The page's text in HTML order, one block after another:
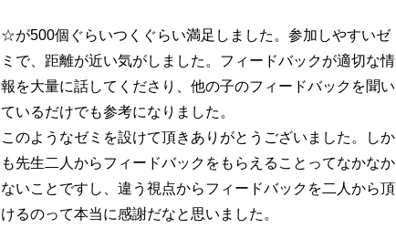
☆が500個ぐらいつくぐらい満足しました。参加しやすいゼ
ミで、距離が近い気がしました。フィードバックが適切な情
報を大量に話してくださり、他の子のフィードバックを聞い
ているだけでも参考になりました。
このようなゼミを設けて頂きありがとうございました。しか
も先生二人からフィードバックをもらえることってなかなか
ないことですし、違う視点からフィードバックを二人から頂
けるのって本当に感謝だなと思いました。